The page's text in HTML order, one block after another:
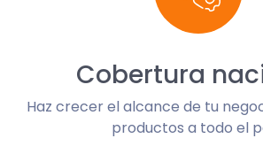
Cobertura
Haz crecer el alcance de tu
productos a todo el